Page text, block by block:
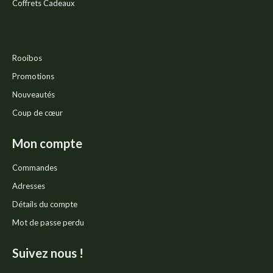
Coffrets Cadeaux
Rooibos
Promotions
Nouveautés
Coup de cœur
Mon compte
Commandes
Adresses
Détails du compte
Mot de passe perdu
Suivez nous !